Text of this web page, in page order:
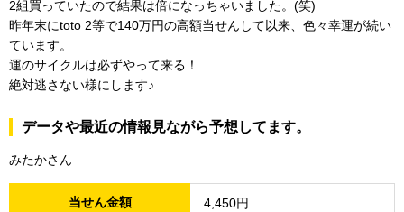
2組買っていたので結果は倍になっちゃいました。(笑)
昨年末にtoto 2等で140万円の高額当せんして以来、色々幸運が続い
ています。
運のサイクルは必ずやって来る！
絶対逃さない様にします♪
データや最近の情報見ながら予想してます。
みたかさん
当せん金額 4,450円